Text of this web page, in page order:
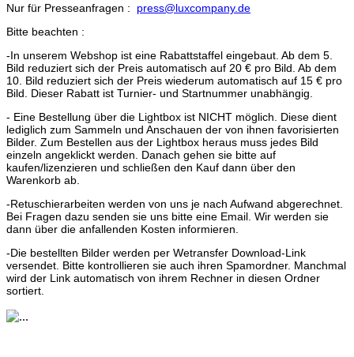
Nur für Presseanfragen : press@luxcompany.de
Bitte beachten :
-In unserem Webshop ist eine Rabattstaffel eingebaut. Ab dem 5.
Bild reduziert sich der Preis automatisch auf 20 € pro Bild. Ab dem
10. Bild reduziert sich der Preis wiederum automatisch auf 15 € pro
Bild. Dieser Rabatt ist Turnier- und Startnummer unabhängig.
- Eine Bestellung über die Lightbox ist NICHT möglich. Diese dient
lediglich zum Sammeln und Anschauen der von ihnen favorisierten
Bilder. Zum Bestellen aus der Lightbox heraus muss jedes Bild
einzeln angeklickt werden. Danach gehen sie bitte auf
kaufen/lizenzieren und schließen den Kauf dann über den
Warenkorb ab.
-Retuschierarbeiten werden von uns je nach Aufwand abgerechnet.
Bei Fragen dazu senden sie uns bitte eine Email. Wir werden sie
dann über die anfallenden Kosten informieren.
-Die bestellten Bilder werden per Wetransfer Download-Link
versendet. Bitte kontrollieren sie auch ihren Spamordner. Manchmal
wird der Link automatisch von ihrem Rechner in diesen Ordner
sortiert.